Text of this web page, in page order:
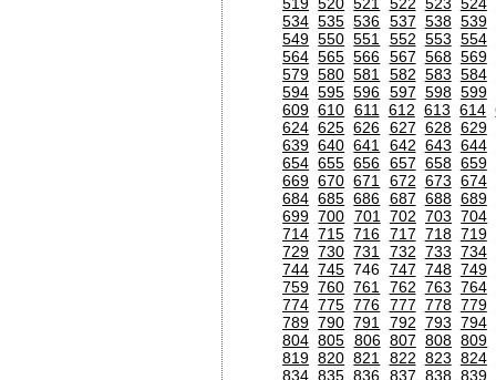
534 535 536 537 538 539
549 550 551 552 553 554
564 565 566 567 568 569
579 580 581 582 583 584
594 595 596 597 598 599
609 610 611 612 613 614
624 625 626 627 628 629
639 640 641 642 643 644
654 655 656 657 658 659
669 670 671 672 673 674
684 685 686 687 688 689
699 700 701 702 703 704
714 715 716 717 718 719
729 730 731 732 733 734
744 745 746 747 748 749
759 760 761 762 763 764
774 775 776 777 778 779
789 790 791 792 793 794
804 805 806 807 808 809
819 820 821 822 823 824
834 835 836 837 838 839